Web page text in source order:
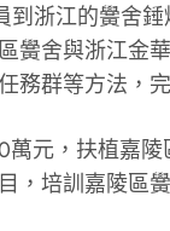
浙江的黌舍
黌舍與浙江金
務群等方法，
元，扶植嘉
，培訓嘉陵